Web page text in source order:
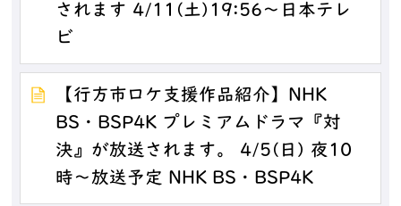
されます 4/11(土)19:56～日本テレ
ビ
【行方市ロケ支援作品紹介】NHK
BS・BSP4K プレミアムドラマ『対
決』が放送されます。 4/5(日) 夜10
時～放送予定 NHK BS・BSP4K